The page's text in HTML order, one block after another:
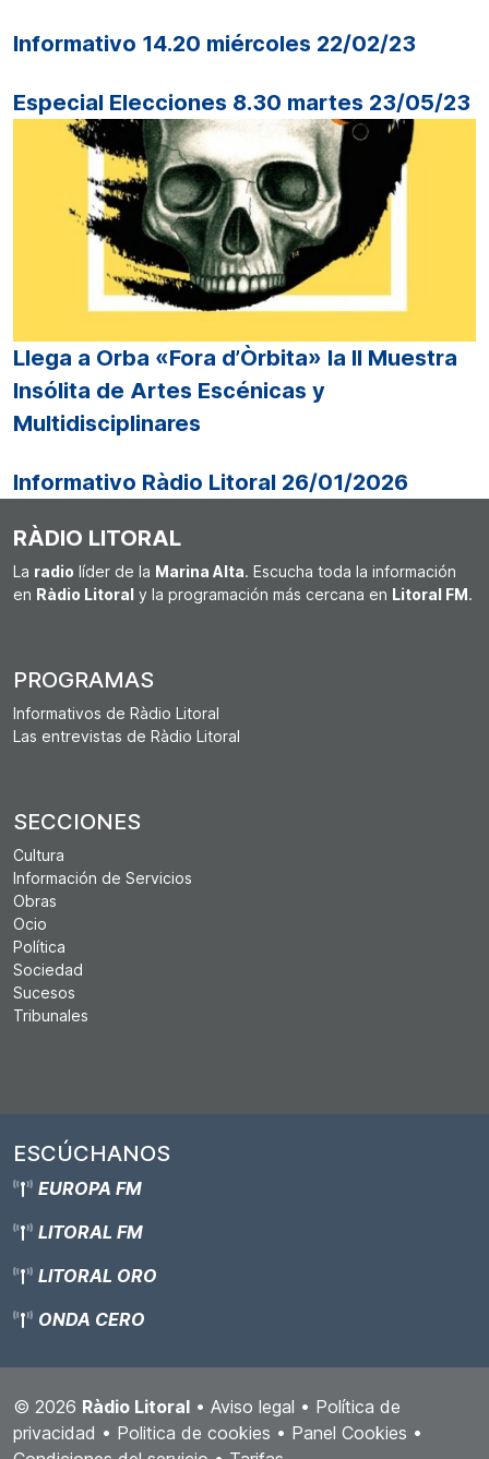
Informativo 14.20 miércoles 22/02/23
Especial Elecciones 8.30 martes 23/05/23
Llega a Orba «Fora d’Òrbita» la II Muestra
Insólita de Artes Escénicas y
Multidisciplinares
Informativo Ràdio Litoral 26/01/2026
RÀDIO LITORAL
La radio líder de la Marina Alta. Escucha toda la información
en Ràdio Litoral y la programación más cercana en Litoral FM.
PROGRAMAS
Informativos de Ràdio Litoral
Las entrevistas de Ràdio Litoral
SECCIONES
Cultura
Información de Servicios
Obras
Ocio
Política
Sociedad
Sucesos
Tribunales
ESCÚCHANOS
EUROPA FM
LITORAL FM
LITORAL ORO
ONDA CERO
© 2026 Ràdio Litoral • Aviso legal • Política de
privacidad • Politica de cookies • Panel Cookies •